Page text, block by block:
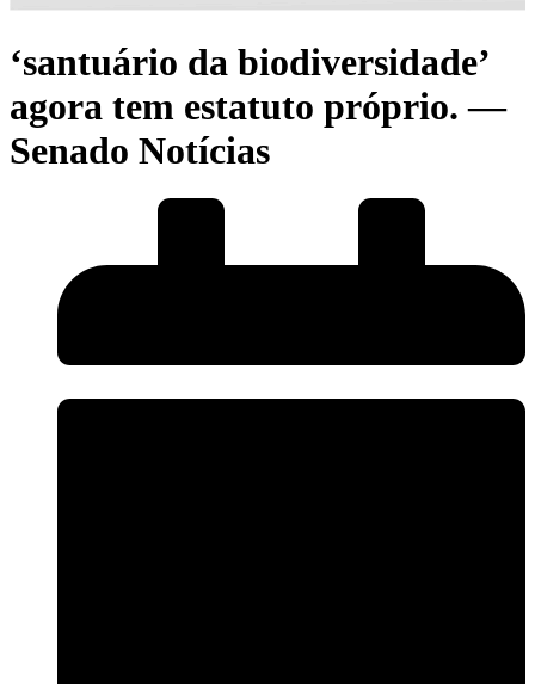
‘santuário da biodiversidade’
agora tem estatuto próprio. —
Senado Notícias